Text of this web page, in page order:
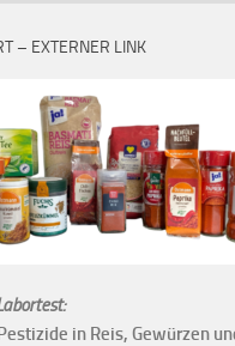
– EXTERNER LINK
in Reis, Gewürzen